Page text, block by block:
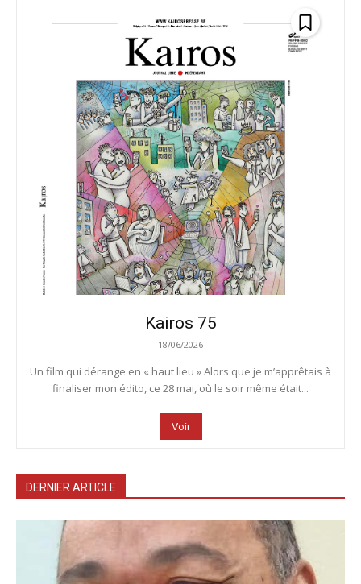
Kairos 75
18/06/2026
Un film qui dérange en « haut lieu » Alors que je m’apprêtais à
finaliser mon édito, ce 28 mai, où le soir même était...
Voir
DERNIER ARTICLE